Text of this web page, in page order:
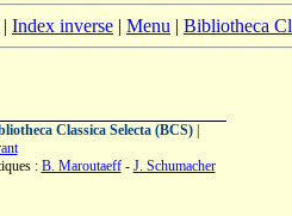
| Index inverse | Menu | Bibliotheca
Classica Selecta (BCS)|
: B. Maroutaeff- J. Schumacher